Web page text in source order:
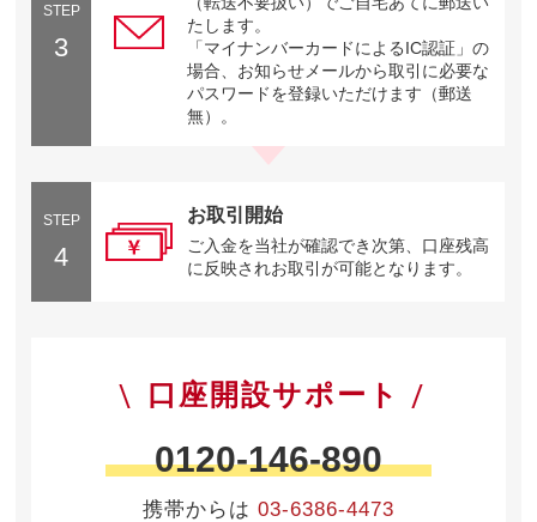
STEP
3
たします。
「マイナンバーカードによるIC認証」の
場合、お知らせメールから取引に必要な
パスワードを登録いただけます（郵送
無）。
STEP
4
お取引開始
ご入金を当社が確認でき次第、口座残高
に反映されお取引が可能となります。
口座開設サポート
0120-146-890
携帯からは 03-6386-4473